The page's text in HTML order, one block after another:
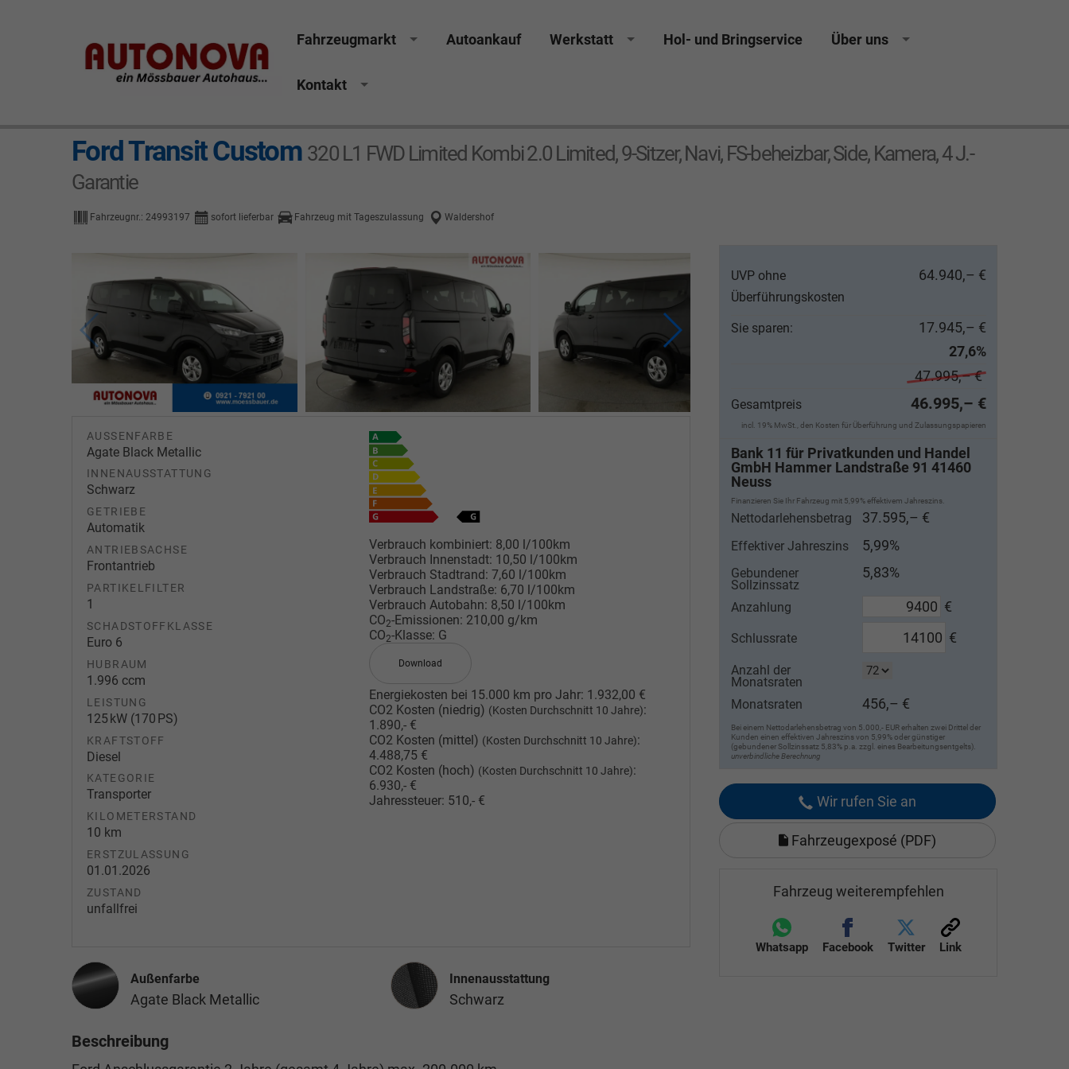
Fahrzeugmarkt Autoankauf Werkstatt Hol- und Bringservice Über uns
Kontakt
Ford Transit Custom 320 L1 FWD Limited Kombi 2.0 Limited, 9-Sitzer, Navi, FS-beheizbar, Side, Kamera, 4 J.-
Garantie
Fahrzeugnr.: 24993197 sofort lieferbar Fahrzeug mit Tageszulassung Waldershof
UVP ohne
Überführungskosten
64.940,– €
Sie sparen:
17.945,– €
27,6%
47.995,– €
Gesamtpreis 46.995,– €
incl. 19% MwSt., den Kosten für Überführung und Zulassungspapieren
Bank 11 für Privatkunden und Handel
GmbH Hammer Landstraße 91 41460
Neuss
Finanzieren Sie Ihr Fahrzeug mit 5,99% effektivem Jahreszins.
Nettodarlehensbetrag 37.595,– €
Effektiver Jahreszins 5,99%
Gebundener
Sollzinssatz
5,83%
Anzahlung €
Schlussrate €
Anzahl der
Monatsraten
Monatsraten
456,– €
Bei einem Nettodarlehensbetrag von 5.000,- EUR erhalten zwei Drittel der
Kunden einen effektiven Jahreszins von 5,99% oder günstiger
(gebundener Sollzinssatz 5,83% p.a. zzgl. eines Bearbeitungsentgelts).
unverbindliche Berechnung
Wir rufen Sie an
Fahrzeugexposé (PDF)
Fahrzeug weiterempfehlen
Whatsapp Facebook Twitter Link
AUSSENFARBE
Agate Black Metallic
INNENAUSSTATTUNG
Schwarz
GETRIEBE
Automatik
ANTRIEBSACHSE
Frontantrieb
PARTIKELFILTER
1
SCHADSTOFFKLASSE
Euro 6
HUBRAUM
1.996 ccm
LEISTUNG
125 kW (170 PS)
KRAFTSTOFF
Diesel
KATEGORIE
Transporter
KILOMETERSTAND
10 km
ERSTZULASSUNG
01.01.2026
ZUSTAND
unfallfrei
Verbrauch kombiniert: 8,00 l/100km
Verbrauch Innenstadt: 10,50 l/100km
Verbrauch Stadtrand: 7,60 l/100km
Verbrauch Landstraße: 6,70 l/100km
Verbrauch Autobahn: 8,50 l/100km
CO2-Emissionen: 210,00 g/km
CO2-Klasse: G
Download
Energiekosten bei 15.000 km pro Jahr: 1.932,00 €
CO2 Kosten (niedrig) (Kosten Durchschnitt 10 Jahre):
1.890,- €
CO2 Kosten (mittel) (Kosten Durchschnitt 10 Jahre):
4.488,75 €
CO2 Kosten (hoch) (Kosten Durchschnitt 10 Jahre):
6.930,- €
Jahressteuer: 510,- €
Außenfarbe
Agate Black Metallic
InnenausstattungInnenausstattung
Schwarz
Beschreibung